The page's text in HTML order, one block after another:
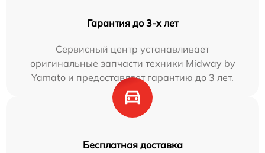
Гарантия до 3-х лет
Сервисный центр устанавливает
оригинальные запчасти техники Midway by
Yamato и предоставляет гарантию до 3 лет.
Бесплатная доставка